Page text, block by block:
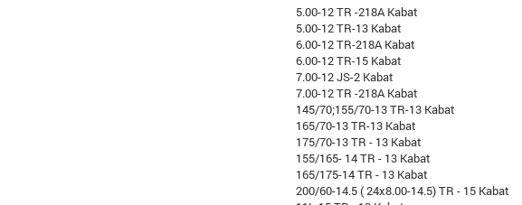
5.00-12 TR -218A Kabat
5.00-12 TR-13 Kabat
6.00-12 TR-218A Kabat
6.00-12 TR-15 Kabat
7.00-12 JS-2 Kabat
7.00-12 TR -218A Kabat
145/70;155/70-13 TR-13 Kabat
165/70-13 TR-13 Kabat
175/70-13 TR - 13 Kabat
155/165- 14 TR - 13 Kabat
165/175-14 TR - 13 Kabat
200/60-14.5 ( 24x8.00-14.5) TR - 15 Kabat